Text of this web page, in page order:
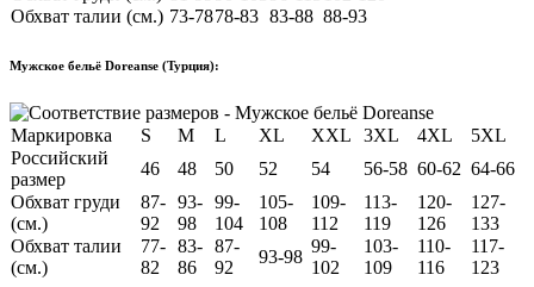
Обхват талии (см.) 73-7878-83 83-88 88-93
Мужское бельё Doreanse (Турция):
Маркировка S M L XL XXL 3XL 4XL
5XL
Российский
размер
46 48 50 52 54 56-58 60-62 64-66
Обхват груди
(см.)
87-
92
93-
98
99-
104
105-
108
109-
112
113-
119
120-
126
127-
133
Обхват талии
(см.)
77-
82
83-
86
87-
92
93-98
99-
102
103-
109
110-
116
117-
123